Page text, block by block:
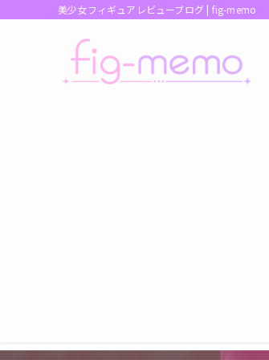
美少女フィギュアレビューブログ | fig-memo